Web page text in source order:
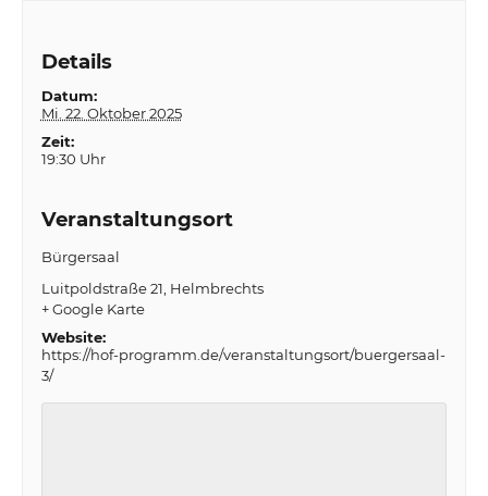
Details
Datum:
Mi. 22. Oktober 2025
Zeit:
19:30 Uhr
Veranstaltungsort
Bürgersaal
Luitpoldstraße 21 Helmbrechts
+ Google Karte
Website:
https://hof-programm.de/veranstaltungsort/buergersaal-
3/